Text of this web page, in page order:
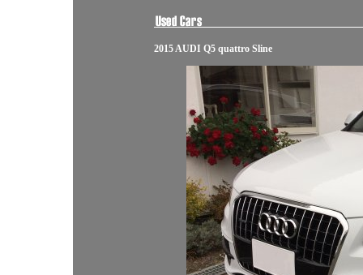
2015 AUDI Q5 quattro Sline